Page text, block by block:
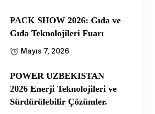
PACK SHOW 2026: Gıda ve
Gıda Teknolojileri Fuarı
Mayıs 7, 2026
POWER UZBEKISTAN
2026 Enerji Teknolojileri ve
Sürdürülebilir Çözümler.